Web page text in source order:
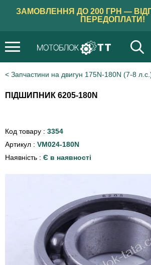
ЗАМОВЛЕННЯ ДО 200 ГРН —
ПЕРЕДОПЛАТИ!
Запчастини на двигун 175N-180N (7-8
ПІДШИПНИК 6205-180N
Код товару : 3354
Артикул : VM024-180N
Наявність : Є в наявності